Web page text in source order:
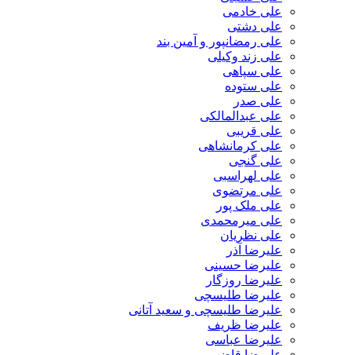
علی خادمی
علی دشتی
علی رمضانپور و آمین بند
علی زند وکیلی
علی سپاهی
علی ستوده
علی صدر
علی عبدالمالکی
علی قریبی
علی کرمانشاهی
علی گنجی
علی لهراسبی
علی مرتضوی
علی ملک پور
علی میرمحمدی
علی نظریان
علیرضا آذر
علیرضا حسینی
علیرضا روزگار
علیرضا طلیسچی
علیرضا طلیسچی و سعید آتانی
علیرضا ظریف
علیرضا عباسی